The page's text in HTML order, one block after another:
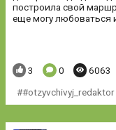
построила свой
еще могу любоваться и
Понравилось:
3 0
6063